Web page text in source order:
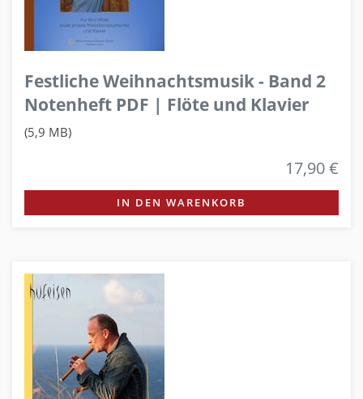
Festliche Weihnachtsmusik - Band 2
Notenheft PDF | Flöte und Klavier
(5,9 MB)
17,90 €
IN DEN WARENKORB